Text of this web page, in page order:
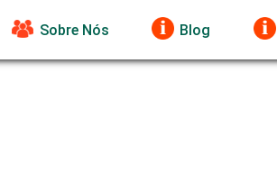
Sobre Nós Blog